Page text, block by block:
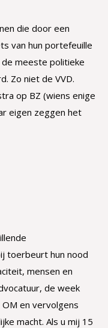
die door een
van hun portefeuille
meeste politieke
Zo niet de VVD.
op BZ (wiens enige
eigen zeggen het
toerbeurt hun nood
mensen en
de week
en vervolgens
macht. Als u mij 15